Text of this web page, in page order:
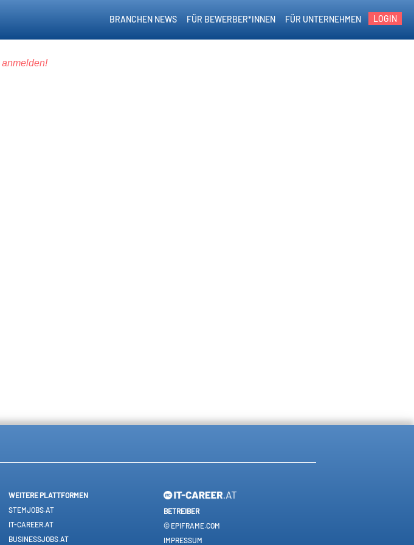
LOGIN
FÜR UNTERNEHMEN
FÜR BEWERBER*INNEN
BRANCHEN NEWS
anmelden!
WEITERE PLATTFORMEN
STEMJOBS.AT
IT-CAREER.AT
BUSINESSJOBS.AT
BETREIBER
© EPIFRAME.COM
IMPRESSUM